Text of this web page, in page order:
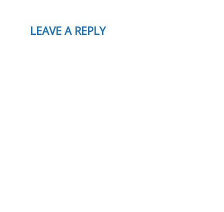
LEAVE A REPLY